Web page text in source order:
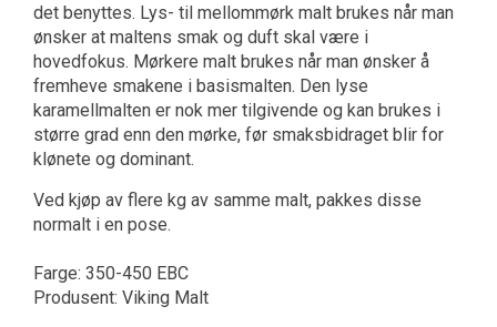
det benyttes. Lys- til mellommørk malt brukes når man
ønsker at maltens smak og duft skal være i
hovedfokus. Mørkere malt brukes når man ønsker å
fremheve smakene i basismalten. Den lyse
karamellmalten er nok mer tilgivende og kan brukes i
større grad enn den mørke, før smaksbidraget blir for
klønete og dominant.
Ved kjøp av flere kg av samme malt, pakkes disse
normalt i en pose.
Farge: 350-450 EBC
Produsent: Viking Malt